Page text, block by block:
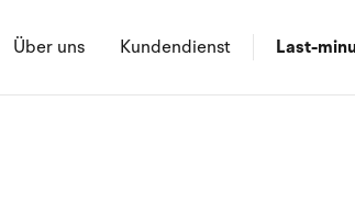
Über uns Kundendienst Last-